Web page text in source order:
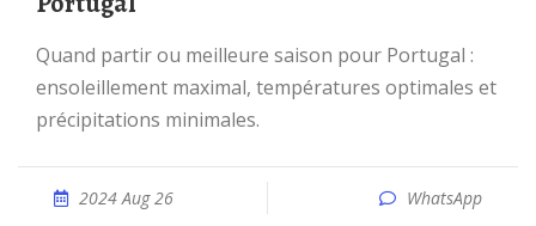
Quand partir ou meilleure saison pour Portugal :
ensoleillement maximal, températures optimales et
précipitations minimales.
2024 Aug 26 WhatsApp